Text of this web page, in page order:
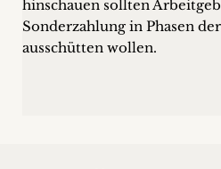
hinschauen sollten
Sonderzahlung in Phasen
ausschütten wollen.